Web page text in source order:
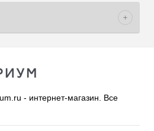
- интернет-магазин. Все